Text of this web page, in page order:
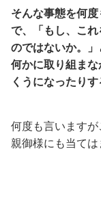
そんな事態を何
で、「もし、こ
のではないか。」
何かに取り組ま
くうになったりす
何度も言いますが
親御様にも当ては